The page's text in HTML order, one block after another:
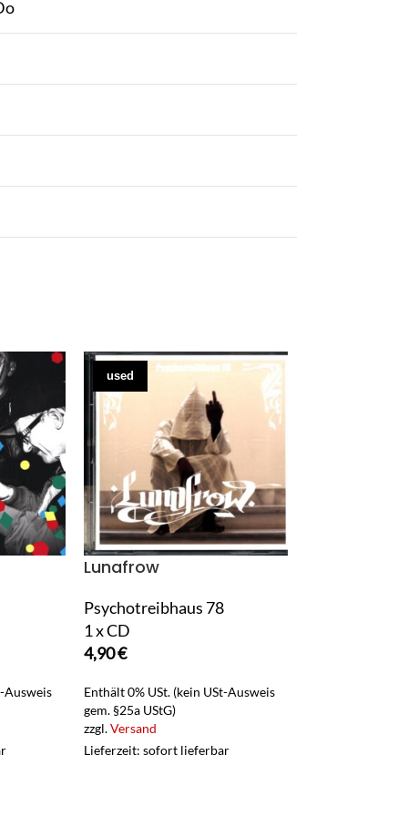
Ausweis
used
Lunafrow
Psychotreibhaus 78
1 x CD
4,90€
Enthält 0% USt. (kein USt-Ausweis
gem. §25a UStG)
zzgl.Versand
Lieferzeit: sofort lieferbar